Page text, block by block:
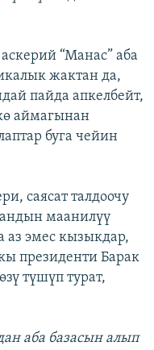
“Манас” аба
жактан да,
пайда апкелбейт,
аймагынан
буга чейин
саясат талдоочу
маанилүү
эмес кызыкдар,
президенти Барак
түшүп турат,
аба базасын алып